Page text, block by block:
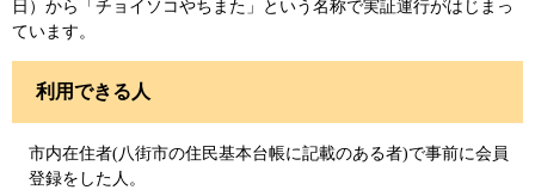
日）から「チョイソコやちまた」という名称で実証運行がはじまっ
ています。
利用できる人
市内在住者(八街市の住民基本台帳に記載のある者)で事前に会員
登録をした人。